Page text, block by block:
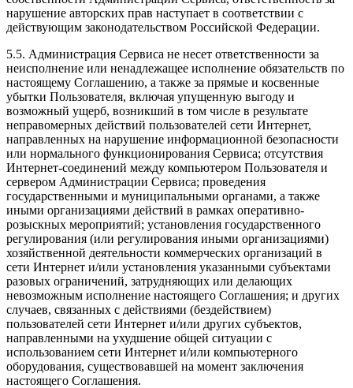
нарушение авторских прав наступает в соответствии с
действующим законодательством Российской Федерации.
5.5. Администрация Сервиса не несет ответственности за
неисполнение или ненадлежащее исполнение обязательств по
настоящему Соглашению, а также за прямые и косвенные
убытки Пользователя, включая упущенную выгоду и
возможный ущерб, возникший в том числе в результате
неправомерных действий пользователей сети Интернет,
направленных на нарушение информационной безопасности
или нормального функционирования Сервиса; отсутствия
Интернет-соединений между компьютером Пользователя и
сервером Администрации Сервиса; проведения
государственными и муниципальными органами, а также
иными организациями действий в рамках оперативно-
розыскных мероприятий; установления государственного
регулирования (или регулирования иными организациями)
хозяйственной деятельности коммерческих организаций в
сети Интернет и/или установления указанными субъектами
разовых ограничений, затрудняющих или делающих
невозможным исполнение настоящего Соглашения; и других
случаев, связанных с действиями (бездействием)
пользователей сети Интернет и/или других субъектов,
направленными на ухудшение общей ситуации с
использованием сети Интернет и/или компьютерного
оборудования, существовавшей на момент заключения
настоящего Соглашения.